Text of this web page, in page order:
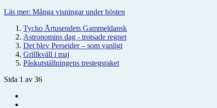
Läs mer: Många visningar under hösten
Tycho Årtusendets Gammeldansk
Astronomins dag - trotsade regnet
Det blev Perseider – som vanligt
Grillkväll i maj
Påskutställningens trestegsraket
Sida 1 av 36